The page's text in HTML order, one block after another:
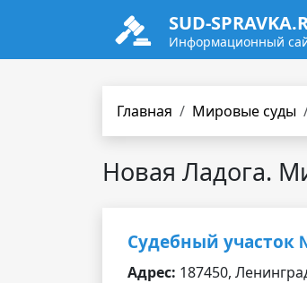
SUD-
Информационный
Главная Мировые суды
Новая Ладога.
Судебный участок
Адрес: 187450,